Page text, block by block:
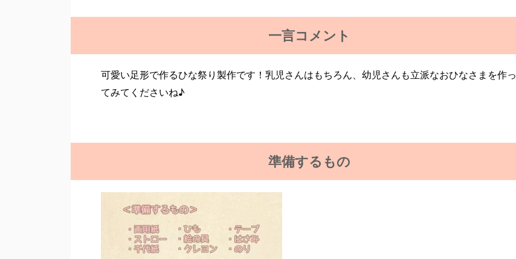
一言コメント
可愛い足形で作るひな祭り製作です！乳児さんはもちろん、幼児さんも立派なおひなさまを作っ
てみてくださいね♪
準備するもの